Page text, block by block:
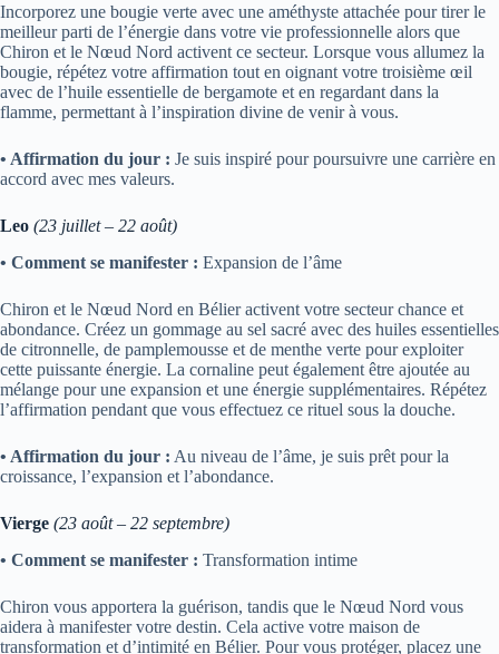
Incorporez une bougie verte avec une améthyste attachée pour tirer le
meilleur parti de l’énergie dans votre vie professionnelle alors que
Chiron et le Nœud Nord activent ce secteur. Lorsque vous allumez la
bougie, répétez votre affirmation tout en oignant votre troisième œil
avec de l’huile essentielle de bergamote et en regardant dans la
flamme, permettant à l’inspiration divine de venir à vous.
• Affirmation du jour : Je suis inspiré pour poursuivre une carrière en
accord avec mes valeurs.
Leo (23 juillet – 22 août)
• Comment se manifester : Expansion de l’âme
Chiron et le Nœud Nord en Bélier activent votre secteur chance et
abondance. Créez un gommage au sel sacré avec des huiles essentielles
de citronnelle, de pamplemousse et de menthe verte pour exploiter
cette puissante énergie. La cornaline peut également être ajoutée au
mélange pour une expansion et une énergie supplémentaires. Répétez
l’affirmation pendant que vous effectuez ce rituel sous la douche.
• Affirmation du jour : Au niveau de l’âme, je suis prêt pour la
croissance, l’expansion et l’abondance.
Vierge (23 août – 22 septembre)
• Comment se manifester : Transformation intime
Chiron vous apportera la guérison, tandis que le Nœud Nord vous
aidera à manifester votre destin. Cela active votre maison de
transformation et d’intimité en Bélier. Pour vous protéger, placez une